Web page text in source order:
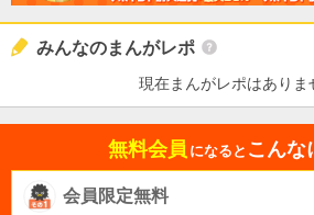
みんなのまんがレポ
現在まんがレポはありま
無料会員 になると こんな
会員限定無料